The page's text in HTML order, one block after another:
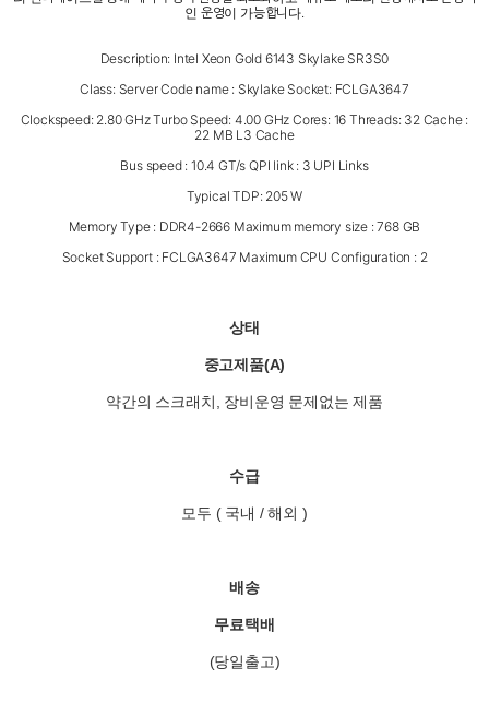
인 운영이 가능합니다.
Description: Intel Xeon Gold 6143 Skylake SR3S0
Class: Server Code name : Skylake Socket: FCLGA3647
Clockspeed: 2.80 GHz Turbo Speed: 4.00 GHz Cores: 16 Threads: 32 Cache :
22 MB L3 Cache
Bus speed : 10.4 GT/s QPI link : 3 UPI Links
Typical TDP: 205 W
Memory Type : DDR4-2666 Maximum memory size : 768 GB
Socket Support : FCLGA3647 Maximum CPU Configuration : 2
상태
중고제품(A)
약간의 스크래치, 장비운영 문제없는 제품
수급
모두 ( 국내 / 해외 )
배송
무료택배
(당일출고)